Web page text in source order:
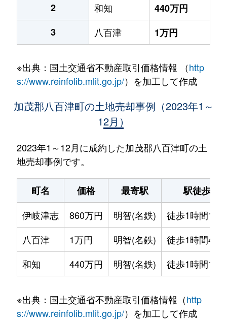
2
和知
440万円
3
八百津 1万円
※出典：国土交通省不動産取引価格情報 （http
s://www.reinfolib.mlit.go.jp/）を加工して作成
加茂郡八百津町の土地売却事例（2023年1～
12月）
2023年1～12月に成約した加茂郡八百津町の土
地売却事例です。
町名 価格 最寄駅
駅徒歩
伊岐津志
860万円 明智(名鉄)
徒歩1時間15分
八百津
1万円 明智(名鉄)
徒歩1時間45分
和知
440万円 明智(名鉄) 徒歩1時間15分
※出典：国土交通省不動産取引価格情報（http
s://www.reinfolib.mlit.go.jp/）を加工して作成